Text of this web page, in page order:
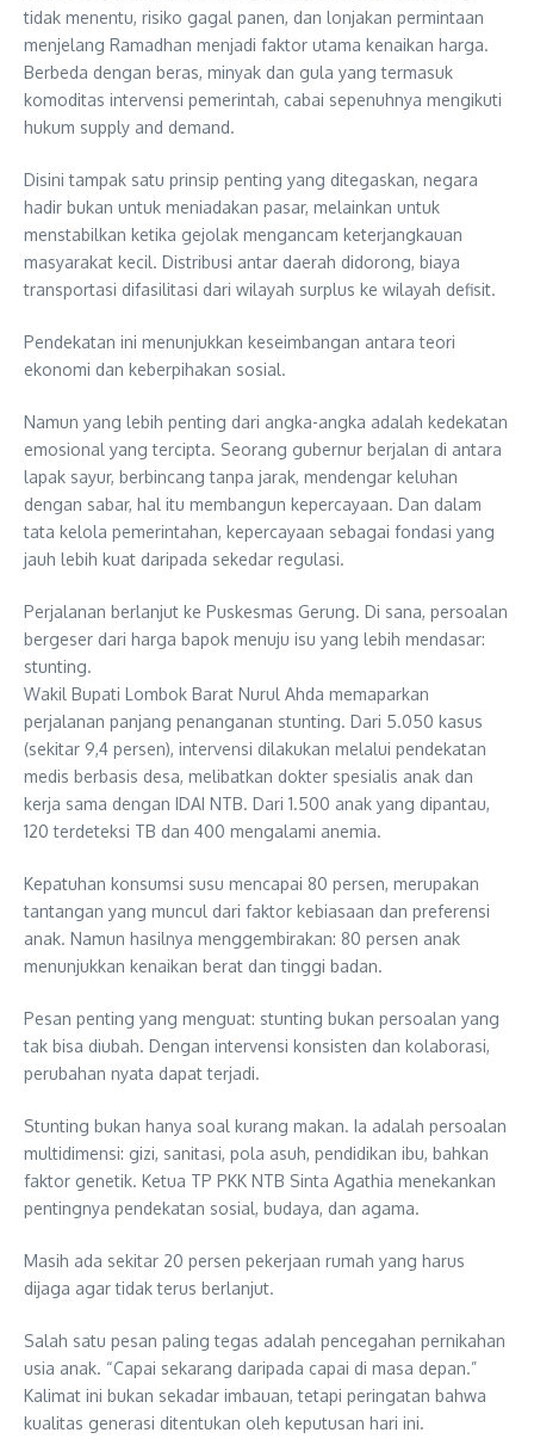
tidak menentu, risiko gagal panen, dan lonjakan permintaan
menjelang Ramadhan menjadi faktor utama kenaikan harga.
Berbeda dengan beras, minyak dan gula yang termasuk
komoditas intervensi pemerintah, cabai sepenuhnya mengikuti
hukum supply and demand.
Disini tampak satu prinsip penting yang ditegaskan, negara
hadir bukan untuk meniadakan pasar, melainkan untuk
menstabilkan ketika gejolak mengancam keterjangkauan
masyarakat kecil. Distribusi antar daerah didorong, biaya
transportasi difasilitasi dari wilayah surplus ke wilayah defisit.
Pendekatan ini menunjukkan keseimbangan antara teori
ekonomi dan keberpihakan sosial.
Namun yang lebih penting dari angka-angka adalah kedekatan
emosional yang tercipta. Seorang gubernur berjalan di antara
lapak sayur, berbincang tanpa jarak, mendengar keluhan
dengan sabar, hal itu membangun kepercayaan. Dan dalam
tata kelola pemerintahan, kepercayaan sebagai fondasi yang
jauh lebih kuat daripada sekedar regulasi.
Perjalanan berlanjut ke Puskesmas Gerung. Di sana, persoalan
bergeser dari harga bapok menuju isu yang lebih mendasar:
stunting.
Wakil Bupati Lombok Barat Nurul Ahda memaparkan
perjalanan panjang penanganan stunting. Dari 5.050 kasus
(sekitar 9,4 persen), intervensi dilakukan melalui pendekatan
medis berbasis desa, melibatkan dokter spesialis anak dan
kerja sama dengan IDAI NTB. Dari 1.500 anak yang dipantau,
120 terdeteksi TB dan 400 mengalami anemia.
Kepatuhan konsumsi susu mencapai 80 persen, merupakan
tantangan yang muncul dari faktor kebiasaan dan preferensi
anak. Namun hasilnya menggembirakan: 80 persen anak
menunjukkan kenaikan berat dan tinggi badan.
Pesan penting yang menguat: stunting bukan persoalan yang
tak bisa diubah. Dengan intervensi konsisten dan kolaborasi,
perubahan nyata dapat terjadi.
Stunting bukan hanya soal kurang makan. Ia adalah persoalan
multidimensi: gizi, sanitasi, pola asuh, pendidikan ibu, bahkan
faktor genetik. Ketua TP PKK NTB Sinta Agathia menekankan
pentingnya pendekatan sosial, budaya, dan agama.
Masih ada sekitar 20 persen pekerjaan rumah yang harus
dijaga agar tidak terus berlanjut.
Salah satu pesan paling tegas adalah pencegahan pernikahan
usia anak. “Capai sekarang daripada capai di masa depan.”
Kalimat ini bukan sekadar imbauan, tetapi peringatan bahwa
kualitas generasi ditentukan oleh keputusan hari ini.